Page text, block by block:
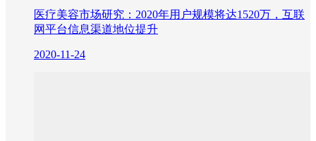
医疗美容市场研究：2020年用户规模将达1520万，互联
网平台信息渠道地位提升
2020-11-24